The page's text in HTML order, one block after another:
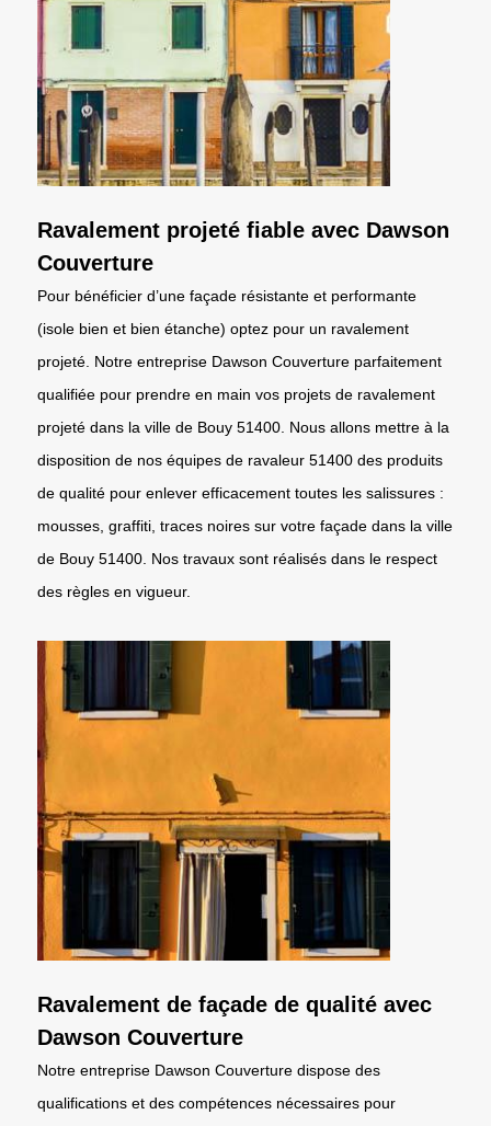
Ravalement projeté fiable avec Dawson
Couverture
Pour bénéficier d’une façade résistante et performante
(isole bien et bien étanche) optez pour un ravalement
projeté. Notre entreprise Dawson Couverture parfaitement
qualifiée pour prendre en main vos projets de ravalement
projeté dans la ville de Bouy 51400. Nous allons mettre à la
disposition de nos équipes de ravaleur 51400 des produits
de qualité pour enlever efficacement toutes les salissures :
mousses, graffiti, traces noires sur votre façade dans la ville
de Bouy 51400. Nos travaux sont réalisés dans le respect
des règles en vigueur.
Ravalement de façade de qualité avec
Dawson Couverture
Notre entreprise Dawson Couverture dispose des
qualifications et des compétences nécessaires pour